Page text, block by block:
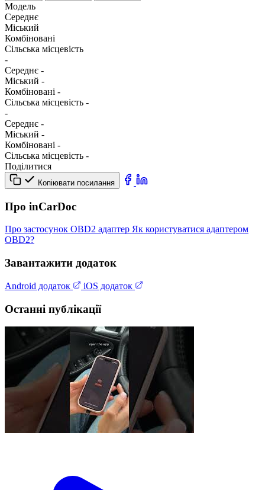
Модель
Середнє
Міський
Комбіновані
Сільська місцевість
-
Середнє -
Міський -
Комбіновані -
Сільська місцевість -
-
Середнє -
Міський -
Комбіновані -
Сільська місцевість -
Поділитися
Копіювати посилання
Про inCarDoc
Про застосунок OBD2 адаптер Як користуватися адаптером
OBD2?
Завантажити додаток
Android додаток iOS додаток
Останні публікації